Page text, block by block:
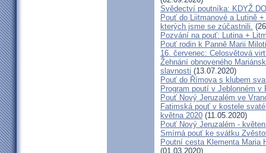
Svědectví poutníka: KDYŽ
Pouť do Liitmanové a Lutině
kterých jsme se zúčastnili.
Pozvání na pouť: Lutina +
Pouť rodin k Panně Marii
16. červenec: Celosvětová
Žehnání obnoveného
slavnosti (13.07.2020)
Pouť do Římova s klubem
Program poutí v Jeblonném v
Pouť Nový Jeruzalém ve
Fatimská pouť v kostele
května 2020 (11.05.2020)
Pouť Nový Jeruzalém -
Smírná pouť ke svátku
Poutní cesta Klementa Maria
(01.03.2020)